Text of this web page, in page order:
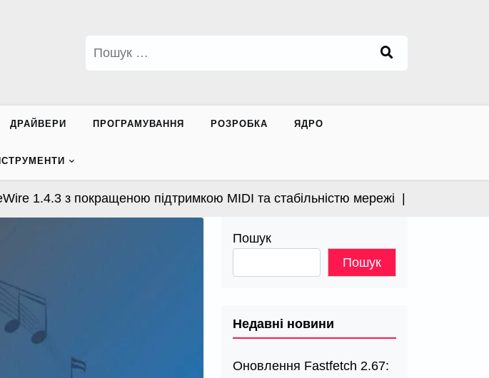
ДРАЙВЕРИ ПРОГРАМУВАННЯ РОЗРОБКА ЯДРО
1.4.3 з покращеною підтримкою MIDI та стабільністю мережі |Apple
Пошук
Пошук
Недавні новини
Оновлення Fastfetch 2.67: